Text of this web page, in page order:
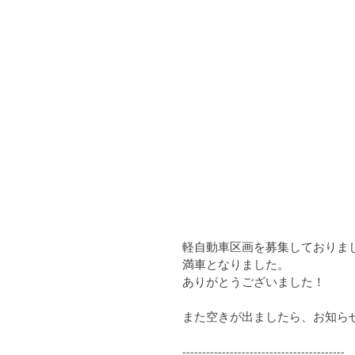
軽自動車区画を募集しておりま
満車となりました。
ありがとうございました！
また空きが出ましたら、お知ら
-----------------------------------------